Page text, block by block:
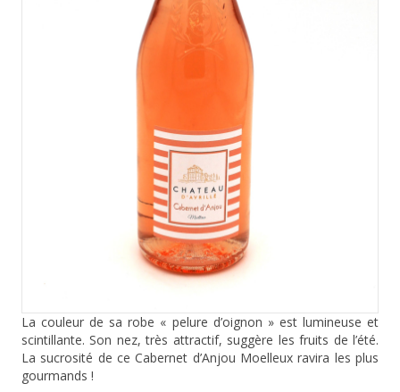
La couleur de sa robe « pelure d’oignon » est lumineuse et
scintillante. Son nez, très attractif, suggère les fruits de l’été.
La sucrosité de ce Cabernet d’Anjou Moelleux ravira les plus
gourmands !